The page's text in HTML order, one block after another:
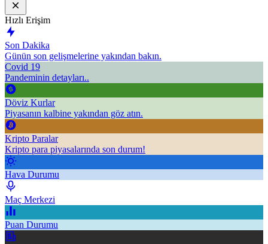
Hızlı Erişim
Son Dakika
Günün son gelişmelerine yakından bakın.
Covid 19
Pandeminin detayları..
Döviz Kurlar
Piyasanın kalbine yakından göz atın.
Kripto Paralar
Kripto para piyasalarında son durum!
Hava Durumu
Maç Merkezi
Puan Durumu